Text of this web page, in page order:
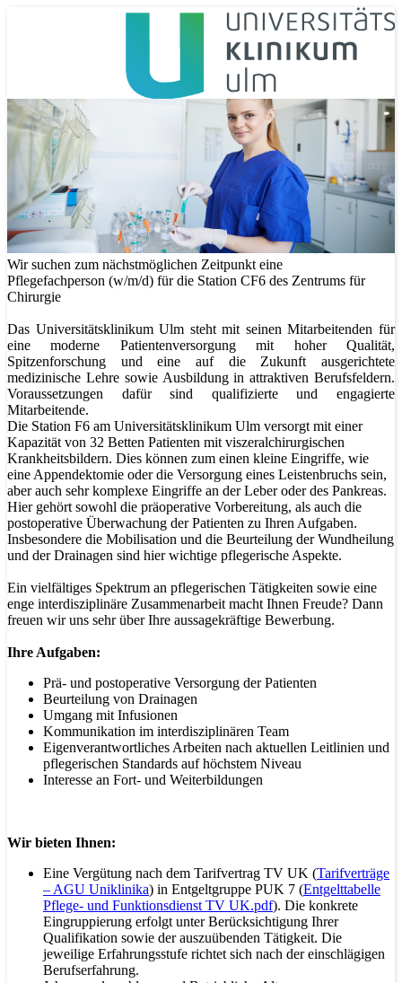
Wir suchen zum nächstmöglichen Zeitpunkt eine
Pflegefachperson (w/m/d) für die Station CF6 des Zentrums für
Chirurgie
Das Universitätsklinikum Ulm steht mit seinen Mitarbeitenden für
eine moderne Patientenversorgung mit hoher Qualität,
Spitzenforschung und eine auf die Zukunft ausgerichtete
medizinische Lehre sowie Ausbildung in attraktiven Berufsfeldern.
Voraussetzungen dafür sind qualifizierte und engagierte
Mitarbeitende.
Die Station F6 am Universitätsklinikum Ulm versorgt mit einer
Kapazität von 32 Betten Patienten mit viszeralchirurgischen
Krankheitsbildern. Dies können zum einen kleine Eingriffe, wie
eine Appendektomie oder die Versorgung eines Leistenbruchs sein,
aber auch sehr komplexe Eingriffe an der Leber oder des Pankreas.
Hier gehört sowohl die präoperative Vorbereitung, als auch die
postoperative Überwachung der Patienten zu Ihren Aufgaben.
Insbesondere die Mobilisation und die Beurteilung der Wundheilung
und der Drainagen sind hier wichtige pflegerische Aspekte.
Ein vielfältiges Spektrum an pflegerischen Tätigkeiten sowie eine
enge interdisziplinäre Zusammenarbeit macht Ihnen Freude? Dann
freuen wir uns sehr über Ihre aussagekräftige Bewerbung.
Ihre Aufgaben:
Prä- und postoperative Versorgung der Patienten
Beurteilung von Drainagen
Umgang mit Infusionen
Kommunikation im interdisziplinären Team
Eigenverantwortliches Arbeiten nach aktuellen Leitlinien und
pflegerischen Standards auf höchstem Niveau
Interesse an Fort- und Weiterbildungen
Wir bieten Ihnen:
Eine Vergütung nach dem Tarifvertrag TV UK (Tarifverträge
– AGU Uniklinika) in Entgeltgruppe PUK 7 (Entgelttabelle
Pflege- und Funktionsdienst TV UK.pdf). Die konkrete
Eingruppierung erfolgt unter Berücksichtigung Ihrer
Qualifikation sowie der auszuübenden Tätigkeit. Die
jeweilige Erfahrungsstufe richtet sich nach der einschlägigen
Berufserfahrung.